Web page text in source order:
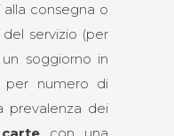
consegna o
servizio (per
soggiorno in
per numero di
prevalenza dei